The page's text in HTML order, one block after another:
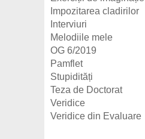
Impozitarea cladirilor
Interviuri
Melodiile mele
OG 6/2019
Pamflet
Stupidități
Teza de Doctorat
Veridice
Veridice din Evaluare